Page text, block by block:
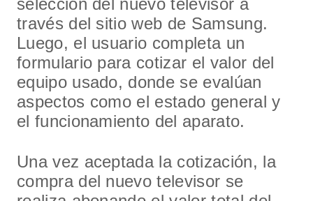
través del sitio web de Samsung.
Luego, el usuario completa un
formulario para cotizar el valor del
equipo usado, donde se evalúan
aspectos como el estado general y
el funcionamiento del aparato.
Una vez aceptada la cotización, la
compra del nuevo televisor se